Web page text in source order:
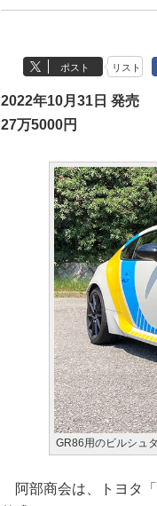
ポスト リスト
2022年10月31日 発売
27万5000円
GR86用のビルシュ
阿部商会は、トヨタ